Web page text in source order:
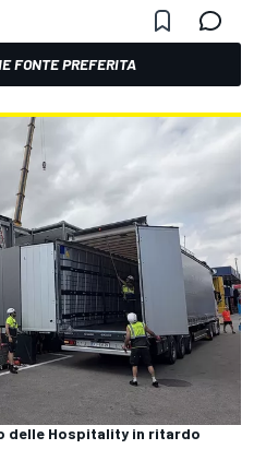
FONTE PREFERITA
delle Hospitality in ritardo